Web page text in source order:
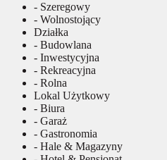
- Szeregowy
- Wolnostojący
Działka
- Budowlana
- Inwestycyjna
- Rekreacyjna
- Rolna
Lokal Użytkowy
- Biura
- Garaż
- Gastronomia
- Hale & Magazyny